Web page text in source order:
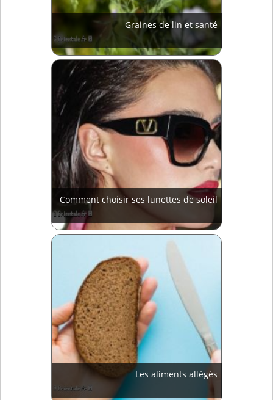
Graines de lin et santé
Comment choisir ses lunettes de soleil
Les aliments allégés